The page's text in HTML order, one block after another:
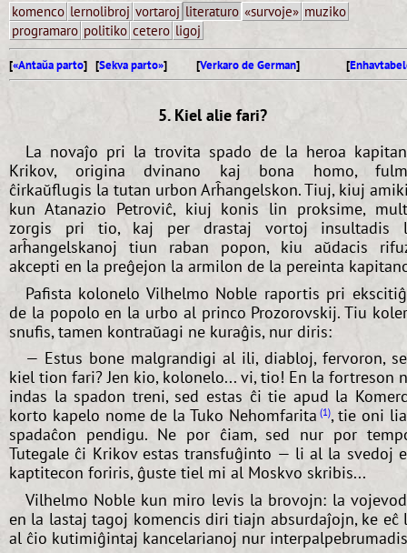
komenco lernolibroj vortaroj literaturo «survoje» muziko
programaro politiko cetero ligoj
[«Antaŭa parto] [Sekva parto»] [Verkaro de German] [
5. Kiel alie fari?
La novaĵo pri la trovita spado de la heroa
Krikov, origina dvinano kaj bona homo,
ĉirkaŭflugis la tutan urbon Arĥangelskon. Tiuj, kiuj
kun Atanazio Petroviĉ, kiuj konis lin proksime,
zorgis pri tio, kaj per drastaj vortoj insultadis
arĥangelskanoj tiun raban popon, kiu aŭdacis
akcepti en la preĝejon la armilon de la pereinta
Pafista kolonelo Vilhelmo Noble raportis pri
de la popolo en la urbo al princo Prozorovskij. Tiu
snufis, tamen kontraŭagi ne kuraĝis, nur diris:
— Estus bone malgrandigi al ili, diabloj, fervoron,
kiel tion fari? Jen kio, kolonelo... vi, tio! En la fortreson
indas la spadon treni, sed estas ĉi tie apud la
korto kapelo nome de la Tuko Nehomfarita 1 , tie oni
spadaĉon pendigu. Ne por ĉiam, sed nur por
Tutegale ĉi Krikov estas transfuĝinto — li al la svedoj
kaptitecon foriris, ĝuste tiel mi al Moskvo skribis...
Vilhelmo Noble kun miro levis la brovojn: la
en la lastaj tagoj komencis diri tiajn absurdaĵojn, ke eĉ
al ĉio kutimiĝintaj kancelarianoj nur